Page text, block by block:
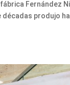
Fernández
produjo